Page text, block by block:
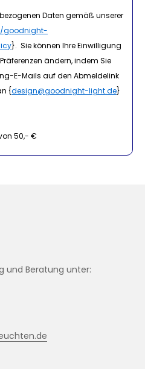
Daten gemäß unserer
goodnight-
}. Sie können Ihre Einwilligung
ändern, indem Sie
E-Mails auf den Abmeldelink
{design@goodnight-light.de}
50,- €
und Beratung unter: